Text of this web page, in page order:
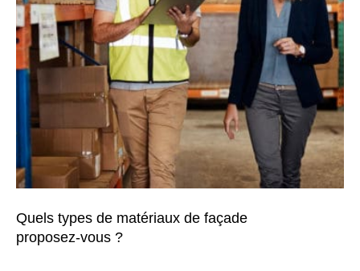
Quels types de matériaux de façade
proposez-vous ?